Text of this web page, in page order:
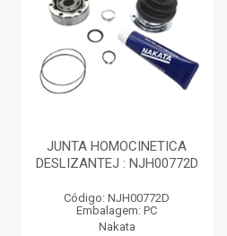
JUNTA HOMOCINETICA
DESLIZANTEJ : NJH00772D
Código: NJH00772D
Embalagem: PC
Nakata